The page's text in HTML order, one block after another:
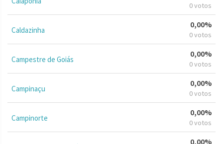
0 votos
Caldazinha
0,00%
0 votos
Campestre de Goiás
0,00%
0 votos
Campinaçu
0,00%
0 votos
Campinorte
0,00%
0 votos
0,00%